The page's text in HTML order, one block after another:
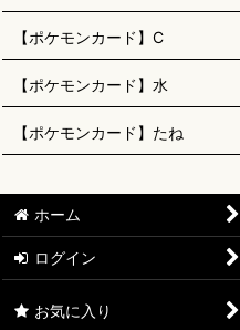
【ポケモンカード】C
【ポケモンカード】水
【ポケモンカード】たね
ホーム
ログイン
お気に入り